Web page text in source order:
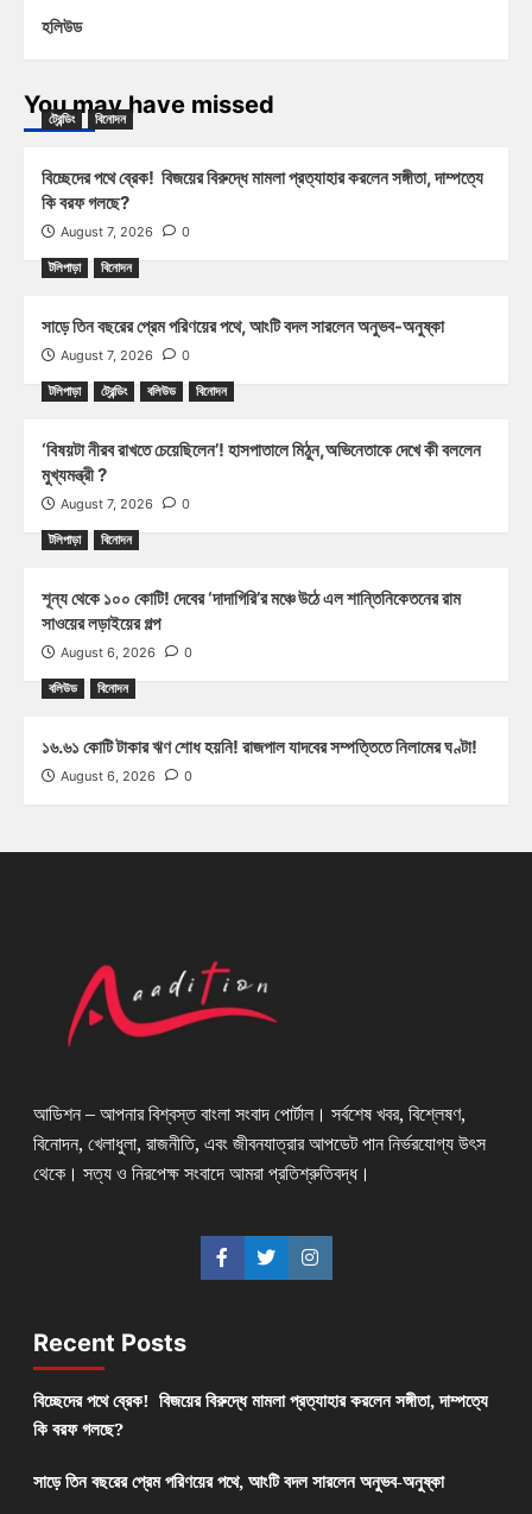
হলিউড
You may have missed
ট্রেন্ডিং বিনোদন
বিচ্ছেদের পথে ব্রেক! বিজয়ের বিরুদ্ধে মামলা প্রত্যাহার করলেন সঙ্গীতা, দাম্পত্যে
কি বরফ গলছে?
August 7, 2026 0
টলিপাড়া বিনোদন
সাড়ে তিন বছরের প্রেম পরিণয়ের পথে, আংটি বদল সারলেন অনুভব-অনুষ্কা
August 7, 2026 0
টলিপাড়া ট্রেন্ডিং বলিউড বিনোদন
‘বিষয়টা নীরব রাখতে চেয়েছিলেন’! হাসপাতালে মিঠুন,অভিনেতাকে দেখে কী বললেন
মুখ্যমন্ত্রী ?
August 7, 2026 0
টলিপাড়া বিনোদন
শূন্য থেকে ১০০ কোটি! দেবের ‘দাদাগিরি’র মঞ্চে উঠে এল শান্তিনিকেতনের রাম
সাওয়ের লড়াইয়ের গল্প
August 6, 2026 0
বলিউড বিনোদন
১৬.৬১ কোটি টাকার ঋণ শোধ হয়নি! রাজপাল যাদবের সম্পত্তিতে নিলামের ঘণ্টা!
August 6, 2026 0
আডিশন – আপনার বিশ্বস্ত বাংলা সংবাদ পোর্টাল। সর্বশেষ খবর, বিশ্লেষণ,
বিনোদন, খেলাধুলা, রাজনীতি, এবং জীবনযাত্রার আপডেট পান নির্ভরযোগ্য উৎস
থেকে। সত্য ও নিরপেক্ষ সংবাদে আমরা প্রতিশ্রুতিবদ্ধ।
Recent Posts
বিচ্ছেদের পথে ব্রেক! বিজয়ের বিরুদ্ধে মামলা প্রত্যাহার করলেন সঙ্গীতা, দাম্পত্যে
কি বরফ গলছে?
সাড়ে তিন বছরের প্রেম পরিণয়ের পথে, আংটি বদল সারলেন অনুভব-অনুষ্কা